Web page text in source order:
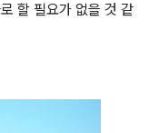
할 필요가 없을 것 같